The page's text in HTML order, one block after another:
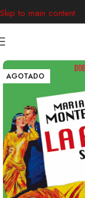
Skip to main content
AGOTADO